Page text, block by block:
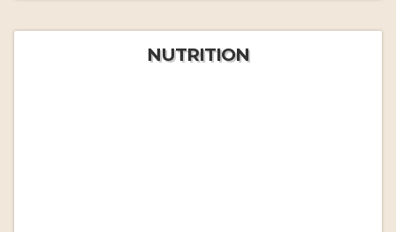
NUTRITION